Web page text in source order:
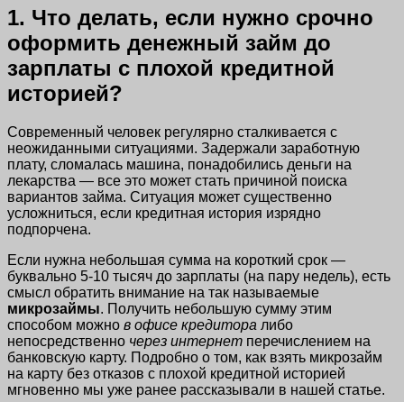
1. Что делать, если нужно срочно
оформить денежный займ до
зарплаты с плохой кредитной
историей?
Современный человек регулярно сталкивается с
неожиданными ситуациями. Задержали заработную
плату, сломалась машина, понадобились деньги на
лекарства — все это может стать причиной поиска
вариантов займа. Ситуация может существенно
усложниться, если кредитная история изрядно
подпорчена.
Если нужна небольшая сумма на короткий срок —
буквально 5-10 тысяч до зарплаты (на пару недель), есть
смысл обратить внимание на так называемые
микрозаймы. Получить небольшую сумму этим
способом можно в офисе кредитора либо
непосредственно через интернет перечислением на
банковскую карту. Подробно о том, как взять микрозайм
на карту без отказов с плохой кредитной историей
мгновенно мы уже ранее рассказывали в нашей статье.